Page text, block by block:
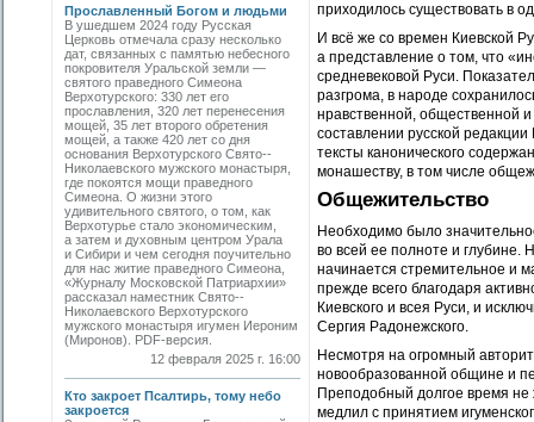
Прославленный Богом и людьми
В ушедшем 2024 году Русская
Церковь отмечала сразу несколько
дат, связанных с памятью небесного
покровителя Уральской земли —
святого праведного ­Симеона
Верхотурского: 330 лет его
прославления, 320 лет перенесения
мощей, 35 лет второго обретения
мощей, а также 420 лет со дня
основания Верхотурского Свято-­
Николаевского мужского монастыря,
где покоятся мощи праведного
Симеона. О жизни этого
удивительного святого, о том, как
Верхотурье стало экономическим,
а затем и духовным центром Урала
и Сибири и чем сегодня поучительно
для нас житие праведного Симеона,
«Журналу Московской Патриархии»
рассказал наместник Свято-­
Николаевского Верхотурского
мужского монастыря игумен Иероним
(Миронов). PDF-версия.
12 февраля 2025 г. 16:00
Кто закроет Псалтирь, тому небо
закроется
приходилось существовать в
И всё же со времен Киевской
а представление о том, что
средневековой Руси.
разгрома, в народе
нравственной, общественной и
составлении русской
тексты канонического
монашеству, в том числе
Общежительство
Необходимо было
во всей ее полноте и глубине.
начинается стремительное и
прежде всего благодаря
Киевского и всея Руси, и
Сергия Радонежского.
Несмотря на огромный
новообразованной общине и
Преподобный долгое время
медлил с принятием